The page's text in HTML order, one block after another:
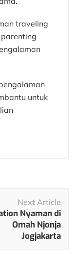
traveling
untuk
Next Article
Nyaman di
Omah Njonja
Jogjakarta